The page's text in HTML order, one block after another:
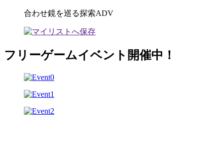
合わせ鏡を巡る探索ADV
フリーゲームイベント開催中！